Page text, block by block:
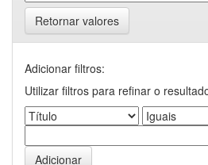
Retornar valores
Adicionar filtros:
Utilizar filtros para refinar o